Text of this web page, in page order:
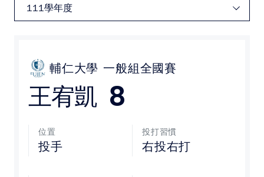
比賽場地
最新消息
下載專區
輔仁大學 一般組全國賽
王宥凱 8
位置
投手
投打習慣
右投右打